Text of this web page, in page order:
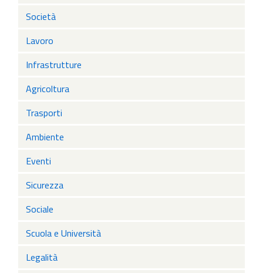
Società
Lavoro
Infrastrutture
Agricoltura
Trasporti
Ambiente
Eventi
Sicurezza
Sociale
Scuola e Università
Legalità